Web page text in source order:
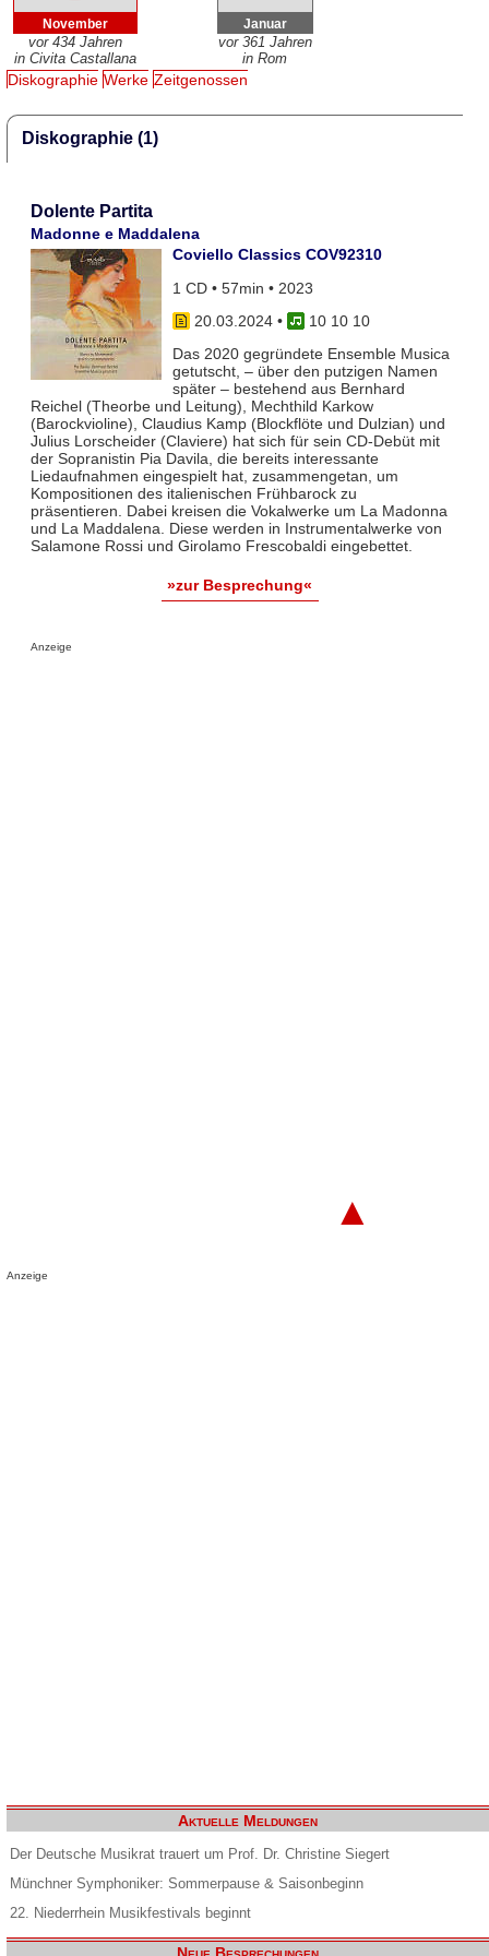
November
vor 434 Jahren
in Civita Castallana
Januar
vor 361 Jahren
in Rom
Diskographie Werke Zeitgenossen
Diskographie (1)
Dolente Partita
Madonne e Maddalena
Coviello Classics COV92310
1 CD • 57min • 2023
20.03.2024•
10 10 10
Das 2020 gegründete Ensemble Musica
getutscht, – über den putzigen Namen
später – bestehend aus Bernhard
Reichel (Theorbe und Leitung), Mechthild Karkow
(Barockvioline), Claudius Kamp (Blockflöte und Dulzian) und
Julius Lorscheider (Claviere) hat sich für sein CD-Debüt mit
der Sopranistin Pia Davila, die bereits interessante
Liedaufnahmen eingespielt hat, zusammengetan, um
Kompositionen des italienischen Frühbarock zu
präsentieren. Dabei kreisen die Vokalwerke um La Madonna
und La Maddalena. Diese werden in Instrumentalwerke von
Salamone Rossi und Girolamo Frescobaldi eingebettet.
»zur Besprechung«
Anzeige
▲
Anzeige
Aktuelle Meldungen
Der Deutsche Musikrat trauert um Prof. Dr. Christine Siegert
Münchner Symphoniker: Sommerpause & Saisonbeginn
22. Niederrhein Musikfestivals beginnt